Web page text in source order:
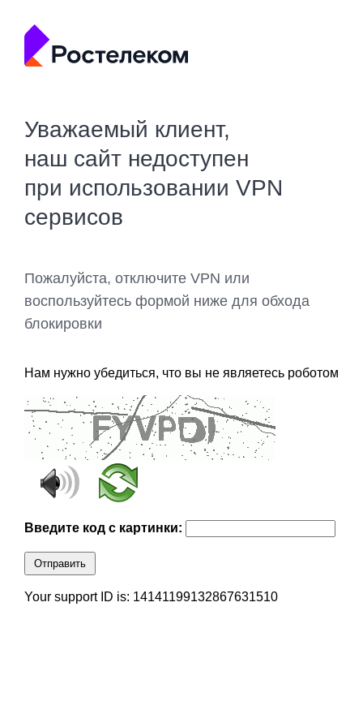
Уважаемый клиент,
наш сайт недоступен
при использовании VPN
сервисов
Пожалуйста, отключите VPN или
воспользуйтесь формой ниже для обхода
блокировки
Нам нужно убедиться, что вы не являетесь роботом
Введите код с картинки:
Отправить
Your support ID is: 14141199132867631510